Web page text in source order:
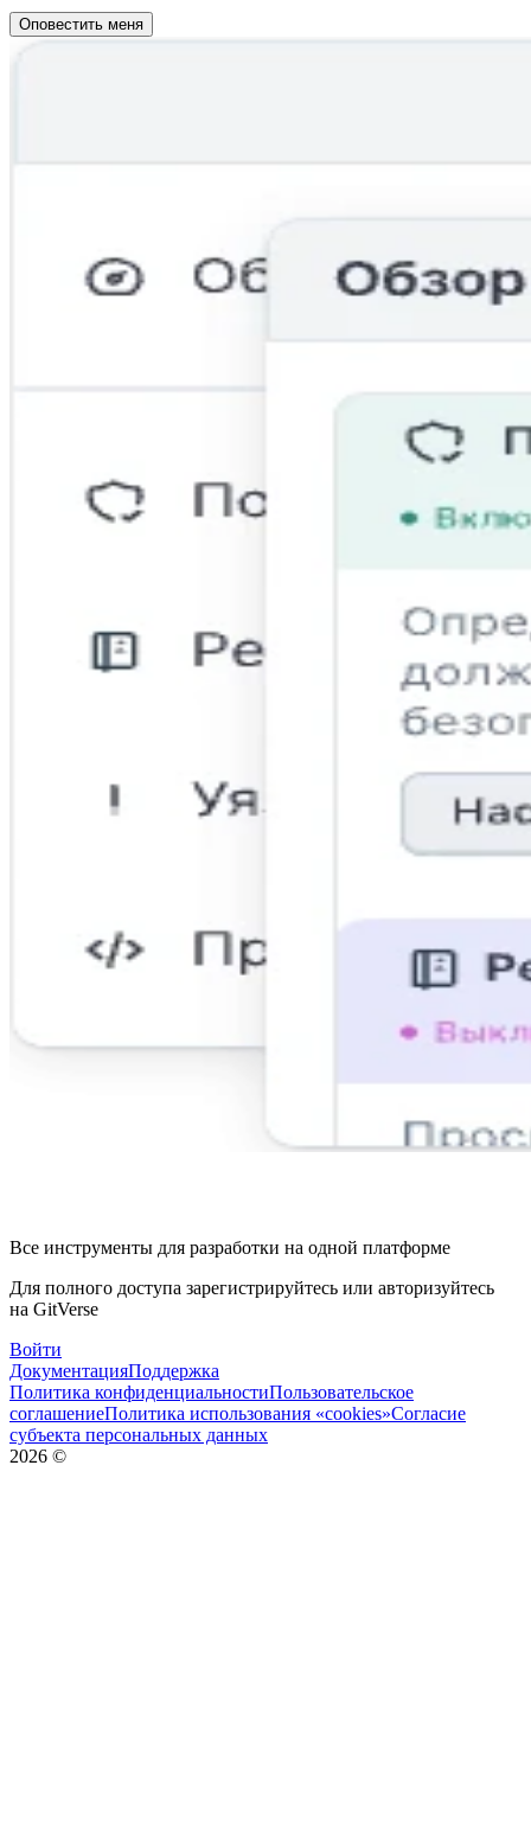
Оповестить меня
Все инструменты для разработки на одной платформе
Для полного доступа зарегистрируйтесь или авторизуйтесь
на GitVerse
Войти
ДокументацияПоддержка
Политика конфиденциальностиПользовательское
соглашениеПолитика использования «cookies»Согласие
субъекта персональных данных
2026 ©